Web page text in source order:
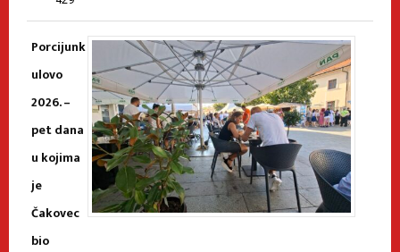
Porcijunk
ulovo
2026. –
pet dana
u kojima
je
Čakovec
bio